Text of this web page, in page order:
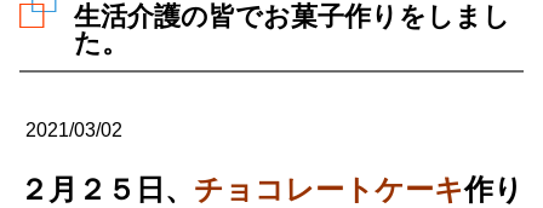
生活介護の皆でお菓子作りをしまし
た。
2021/03/02
２月２５日、 チョコレートケーキ作り